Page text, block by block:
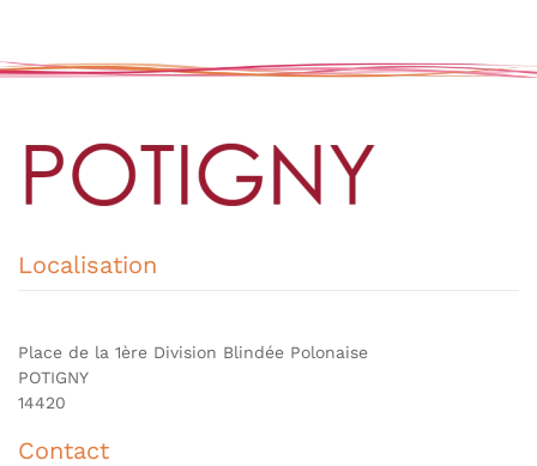
Localisation
Place de la 1ère Division Blindée Polonaise
POTIGNY
14420
Contact